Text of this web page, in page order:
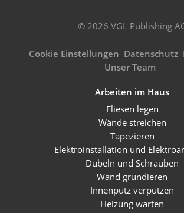
© 2026 VGL Publishing
Cookie Einstellungen Datenschutz
Unser Team
Arbeiten im Haus
Fliesen legen
Wände streichen
Tapezieren
Elektroinstallation und
Dübeln und Schrauben
Wand grundieren
Innenputz verputzen
Heizung warten